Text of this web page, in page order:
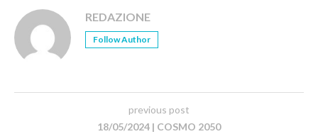
REDAZIONE
Follow Author
previous post
18/05/2024 | COSMO 2050